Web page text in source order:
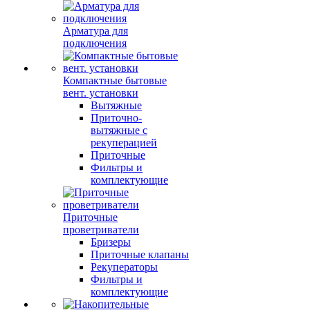
Арматура для
подключения
Компактные бытовые
вент. установки
Вытяжные
Приточно-
вытяжные с
рекуперацией
Приточные
Фильтры и
комплектующие
Приточные
проветриватели
Бризеры
Приточные клапаны
Рекуператоры
Фильтры и
комплектующие